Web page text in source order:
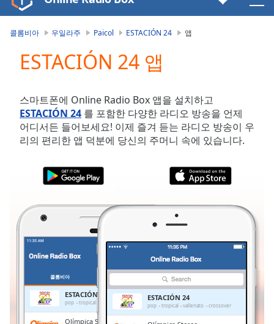
Video
Player
Video
Skip
Backward
Skip
Forward
Mute
0:00
Loaded:
0.00%
Stream
LIVE
currently
behind
Remaining
콜롬비아 우일라주 Paicol ESTACIÓN 24 앱
ESTACIÓN 24 앱
스마트폰에 Online Radio Box 앱을 설치하고
ESTACIÓN 24 를 포함한 다양한 라디오 방송을 언제
어디서든 들어보세요! 이제 즐겨 듣는 라디오 방송이 우
리의 편리한 앱 덕분에 당신의 주머니 속에 있습니다.
콜롬비아
ESTACIÓN 24
pop tropical vallenato crossover
Olímpica Stereo
ESTACIÓN 24
pop tropical vallenato crossover